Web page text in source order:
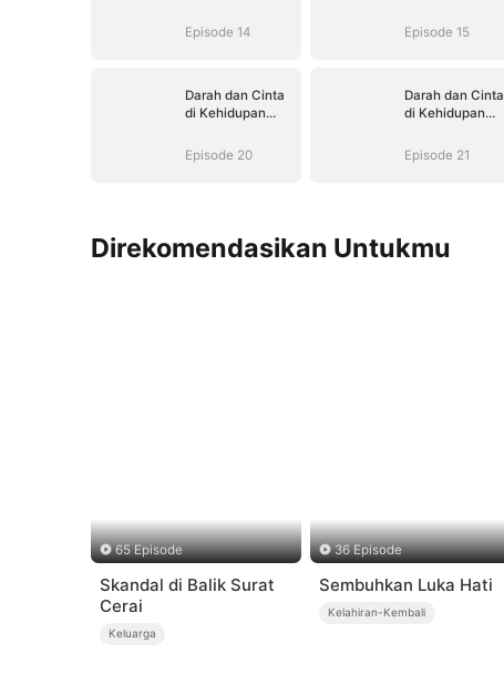
Episode 14
Episode 15
Darah dan Cinta
di Kehidupan
Episode 20
Darah dan Cinta
di Kehidupan
Episode 21
Direkomendasikan Untukmu
65 Episode
Skandal di Balik Surat
Cerai
Keluarga
36 Episode
Sembuhkan Luka Hati
Kelahiran-Kembali